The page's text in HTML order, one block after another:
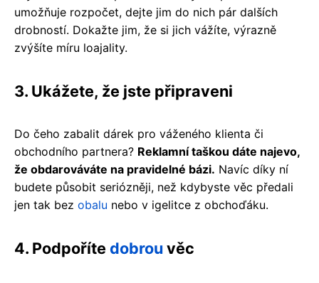
umožňuje rozpočet, dejte jim do nich pár dalších
drobností. Dokažte jim, že si jich vážíte, výrazně
zvýšíte míru loajality.
3. Ukážete, že jste připraveni
Do čeho zabalit dárek pro váženého klienta či
obchodního partnera? Reklamní taškou dáte najevo,
že obdarováváte na pravidelné bázi. Navíc díky ní
budete působit seriózněji, než kdybyste věc předali
jen tak bez obalu nebo v igelitce z obchoďáku.
4. Podpoříte dobrouvěc